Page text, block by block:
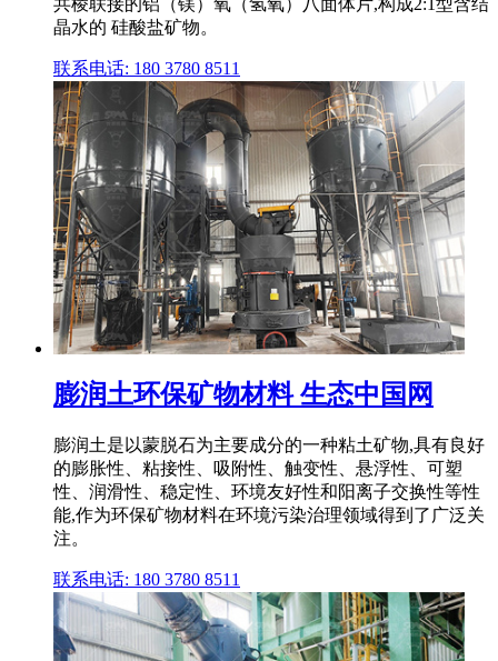
共棱联接的铝（镁）氧（氢氧）八面体片,构成2:1型含结
晶水的 硅酸盐矿物。
联系电话: 180 3780 8511
膨润土环保矿物材料 生态中国网
膨润土是以蒙脱石为主要成分的一种粘土矿物,具有良好
的膨胀性、粘接性、吸附性、触变性、悬浮性、可塑
性、润滑性、稳定性、环境友好性和阳离子交换性等性
能,作为环保矿物材料在环境污染治理领域得到了广泛关
注。
联系电话: 180 3780 8511